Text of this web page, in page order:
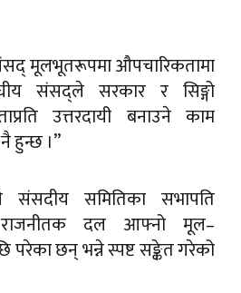
मूलभूतरूपमा औपचारिकतामा
संसद्ले सरकार र सिङ्गो
उत्तरदायी बनाउने काम
हुन्छ ।”
संसदीय समितिका सभापति
दल आफ्नो मूल–
परेका छन् भन्ने स्पष्ट सङ्केत गरेको